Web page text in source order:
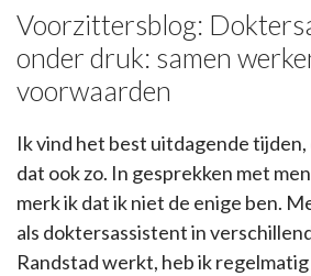
Voorzittersblog:
onder druk: samen
voorwaarden
Ik vind het best uitdagende tijden,
dat ook zo. In gesprekken met
merk ik dat ik niet de enige ben.
als doktersassistent in
Randstad werkt, heb ik